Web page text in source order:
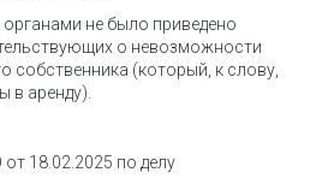
не было приведено
о невозможности
собственника (который, к слову,
в аренду).
18.02.2025 по делу